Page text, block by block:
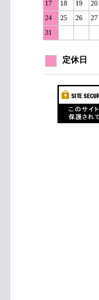
17 18 19 20
24
25 26 27
31
定休日